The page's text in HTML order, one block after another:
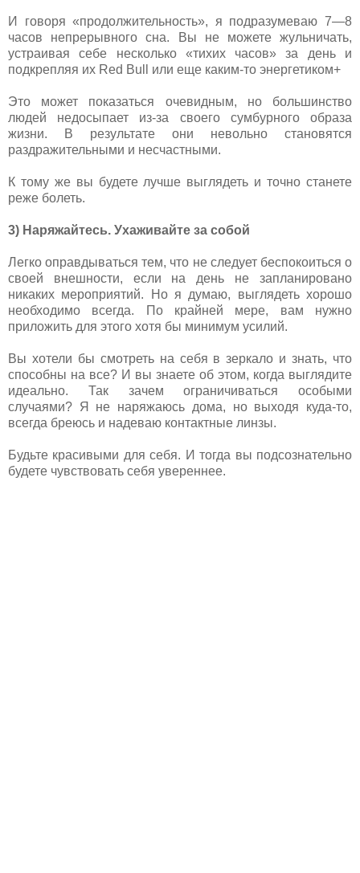
И говоря «продолжительность», я подразумеваю 7—8
часов непрерывного сна. Вы не можете жульничать,
устраивая себе несколько «тихих часов» за день и
подкрепляя их Red Bull или еще каким-то энергетиком+
Это может показаться очевидным, но большинство
людей недосыпает из-за своего сумбурного образа
жизни. В результате они невольно становятся
раздражительными и несчастными.
К тому же вы будете лучше выглядеть и точно станете
реже болеть.
3) Наряжайтесь. Ухаживайте за собой
Легко оправдываться тем, что не следует беспокоиться о
своей внешности, если на день не запланировано
никаких мероприятий. Но я думаю, выглядеть хорошо
необходимо всегда. По крайней мере, вам нужно
приложить для этого хотя бы минимум усилий.
Вы хотели бы смотреть на себя в зеркало и знать, что
способны на все? И вы знаете об этом, когда выглядите
идеально. Так зачем ограничиваться особыми
случаями? Я не наряжаюсь дома, но выходя куда-то,
всегда бреюсь и надеваю контактные линзы.
Будьте красивыми для себя. И тогда вы подсознательно
будете чувствовать себя увереннее.